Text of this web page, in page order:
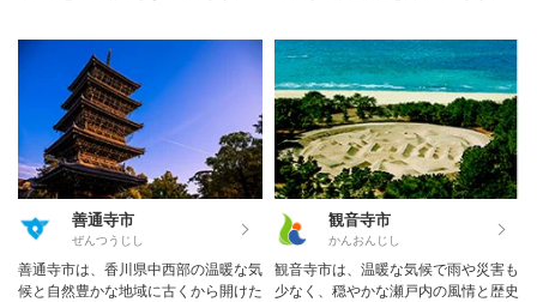
善通寺市
ぜんつうじし
善通寺市は、香川県中西部の温暖な気
候と自然豊かな地域に古くから開けた
観音寺市
かんおんじし
観音寺市は、温暖な気候で雨や災害も
少なく、穏やかな瀬戸内の風情と歴史